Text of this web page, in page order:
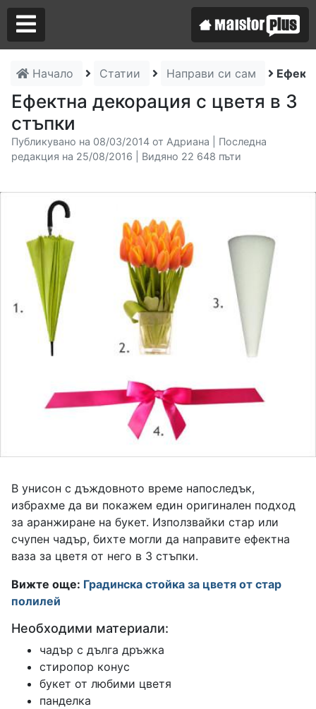
Начало Статии Направи си сам
Ефектна декорация с цветя в 3
стъпки
Публикувано на 08/03/2014 от Адриана | Последна
редакция на 25/08/2016 | Видяно 22 648 пъти
В унисон с дъждовното време напоследък,
избрахме да ви покажем един оригинален подход
за аранжиране на букет. Използвайки стар или
счупен чадър, бихте могли да направите ефектна
ваза за цветя от него в 3 стъпки.
Вижте още: Градинска стойка за цветя от стар
полилей
Необходими материали:
чадър с дълга дръжка
стиропор конус
букет от любими цветя
панделка
Аз съм майстор
Търся майстор